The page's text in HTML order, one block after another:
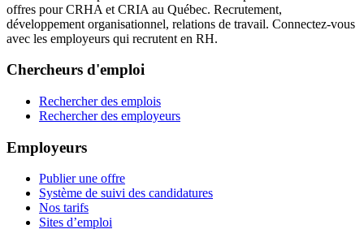
offres pour CRHA et CRIA au Québec. Recrutement,
développement organisationnel, relations de travail. Connectez-vous
avec les employeurs qui recrutent en RH.
Chercheurs d'emploi
Rechercher des emplois
Rechercher des employeurs
Employeurs
Publier une offre
Système de suivi des candidatures
Nos tarifs
Sites d’emploi